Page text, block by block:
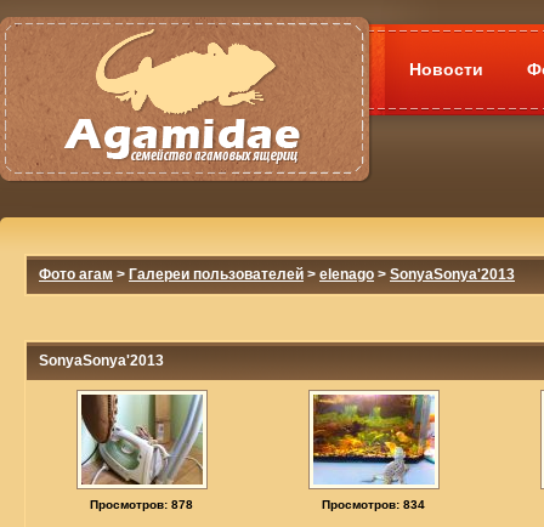
Новости
Фото агам > Галереи пользователей > elenago > SonyaSonya'2013
SonyaSonya'2013
Просмотров: 878 Просмотров: 834